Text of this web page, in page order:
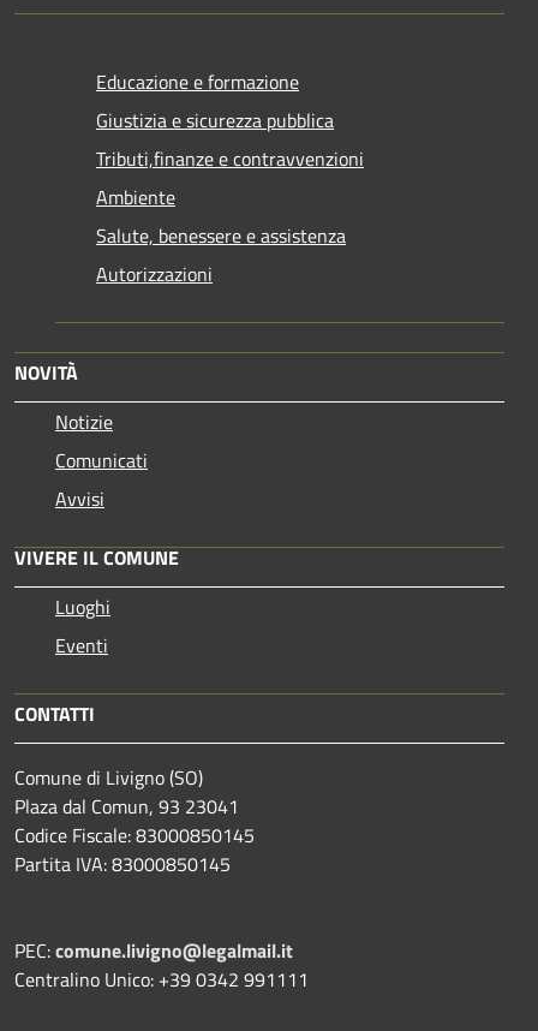
Educazione e formazione
Giustizia e sicurezza pubblica
Tributi,finanze e contravvenzioni
Ambiente
Salute, benessere e assistenza
Autorizzazioni
NOVITÀ
Notizie
Comunicati
Avvisi
VIVERE IL COMUNE
Luoghi
Eventi
CONTATTI
Comune di Livigno (SO)
Plaza dal Comun, 93 23041
Codice Fiscale: 83000850145
Partita IVA: 83000850145
PEC:comune.livigno@legalmail.it
Centralino Unico: +39 0342 991111